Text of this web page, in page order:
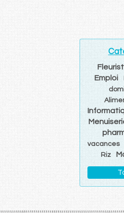
Emploi
vacances
Riz